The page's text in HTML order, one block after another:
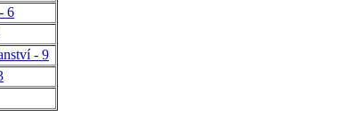
6
- 9